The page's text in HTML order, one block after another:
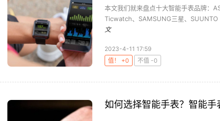
本文我们就来盘点十大智能手表品牌：
Ticwatch、SAMSUNG三星、
文
2023-4-11 17:59
值！ +0
不值 -0
如何选择智能手表？智能手